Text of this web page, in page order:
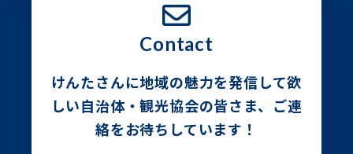
Contact
けんたさんに地域の魅力を発信して欲
しい自治体・観光協会の皆さま、
ご連
絡をお待ちしています！